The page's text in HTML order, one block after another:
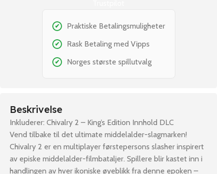
✔ Praktiske Betalingsmuligheter
✔ Rask Betaling med Vipps
✔ Norges største spillutvalg
Beskrivelse
Inkluderer: Chivalry 2 – King’s Edition Innhold DLC
Vend tilbake til det ultimate middelalder-slagmarken!
Chivalry 2 er en multiplayer førstepersons slasher inspirert
av episke middelalder-filmbataljer. Spillere blir kastet inn i
handlingen av hver ikoniske øyeblikk fra denne epoken –